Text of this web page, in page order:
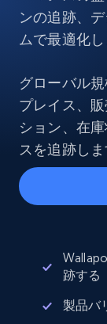
ンの追跡、
ムで最適化し
グローバル
プレイス、
ション、在
スを追跡しま
跡する
製品バ